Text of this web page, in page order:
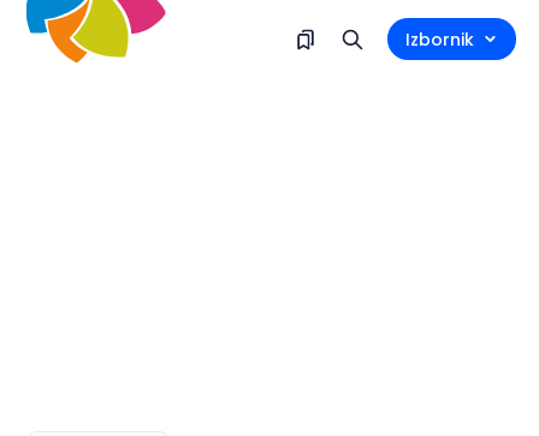
Izbornik